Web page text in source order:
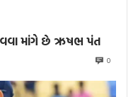
માંગે છે ઋષભ પંત
0